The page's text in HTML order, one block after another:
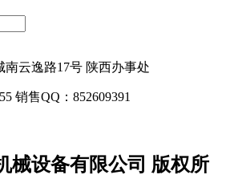
云逸路17号 陕西办事处
销售QQ：852609391
械设备有限公司 版权所